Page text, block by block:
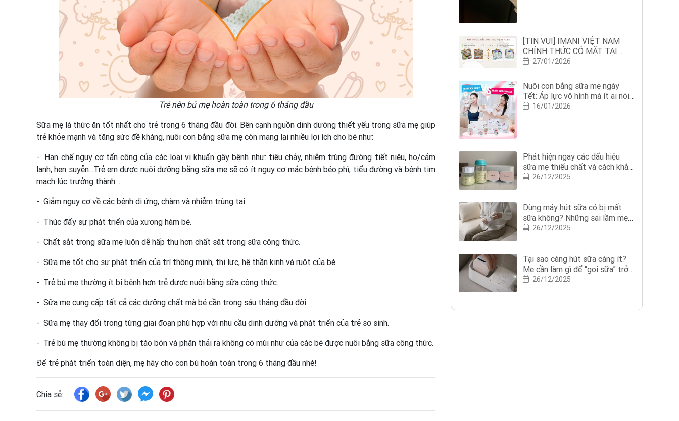
Trẻ nên bú mẹ hoàn toàn trong 6 tháng đầu
Sữa mẹ là thức ăn tốt nhất cho trẻ trong 6 tháng đầu đời. Bên cạnh nguồn dinh dưỡng thiết yếu trong sữa mẹ giúp
trẻ khỏe mạnh và tăng sức đề kháng, nuôi con bằng sữa mẹ còn mang lại nhiều lợi ích cho bé như:
- Hạn chế nguy cơ tấn công của các loại vi khuẩn gây bệnh như: tiêu chảy, nhiễm trùng đường tiết niệu, ho/cảm
lạnh, hen suyễn...Trẻ em được nuôi dưỡng bằng sữa mẹ sẽ có ít nguy cơ mắc bệnh béo phì, tiểu đường và bệnh tim
mạch lúc trưởng thành…
- Giảm nguy cơ về các bệnh dị ứng, chàm và nhiễm trùng tai.
- Thúc đẩy sự phát triển của xương hàm bé.
- Chất sắt trong sữa mẹ luôn dễ hấp thu hơn chất sắt trong sữa công thức.
- Sữa mẹ tốt cho sự phát triển của trí thông minh, thị lực, hệ thần kinh và ruột của bé.
- Trẻ bú mẹ thường ít bị bệnh hơn trẻ được nuôi bằng sữa công thức.
- Sữa mẹ cung cấp tất cả các dưỡng chất mà bé cần trong sáu tháng đầu đời
- Sữa mẹ thay đổi trong từng giai đoạn phù hợp với nhu cầu dinh dưỡng và phát triển của trẻ sơ sinh.
- Trẻ bú mẹ thường không bị táo bón và phân thải ra không có mùi như của các bé được nuôi bằng sữa công thức.
Để trẻ phát triển toàn diện, mẹ hãy cho con bú hoàn toàn trong 6 tháng đầu nhé!
Chia sẻ:
[TIN VUI] IMANI VIỆT NAM
CHÍNH THỨC CÓ MẶT TẠI
NHÀ THUỐC HIẾU ANH: MẸ
NUÔI CON BẰNG SỮA MẸ
27/01/2026
Nuôi con bằng sữa mẹ ngày
Tết: Áp lực vô hình mà ít ai nói
với mẹ
16/01/2026
Phát hiện ngay các dấu hiệu
sữa mẹ thiếu chất và cách khắc
phục?26/12/2025
Dùng máy hút sữa có bị mất
sữa không? Những sai lầm mẹ
nên tránh khi dùng máy hút sữa
26/12/2025
Tại sao càng hút sữa càng ít?
Mẹ cần làm gì để “gọi sữa” trở
lại?26/12/2025